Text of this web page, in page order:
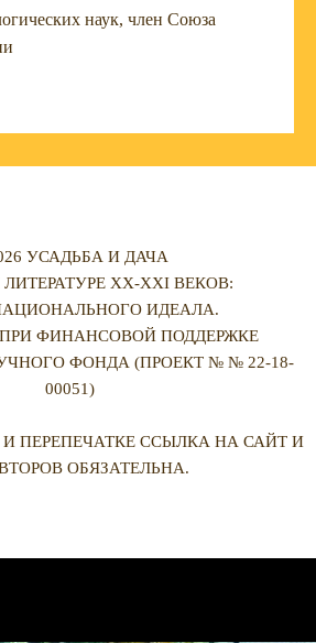
наук, член Союза
УСАДЬБА И ДАЧА
XX-XXI ВЕКОВ:
ИДЕАЛА.
ФИНАНСОВОЙ ПОДДЕРЖКЕ
ФОНДА (ПРОЕКТ № № 22-18-
00051)
ПЕРЕПЕЧАТКЕ ССЫЛКА НА САЙТ И
ОБЯЗАТЕЛЬНА.